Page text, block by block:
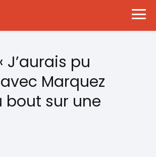
J’aurais pu
Marquez
bout sur une